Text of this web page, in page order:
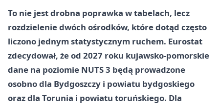
To nie jest drobna poprawka w tabelach, lecz
rozdzielenie dwóch ośrodków, które dotąd często
liczono jednym statystycznym ruchem. Eurostat
zdecydował, że od 2027 roku kujawsko-pomorskie
dane na poziomie NUTS 3 będą prowadzone
osobno dla Bydgoszczy i powiatu bydgoskiego
oraz dla Torunia i powiatu toruńskiego. Dla